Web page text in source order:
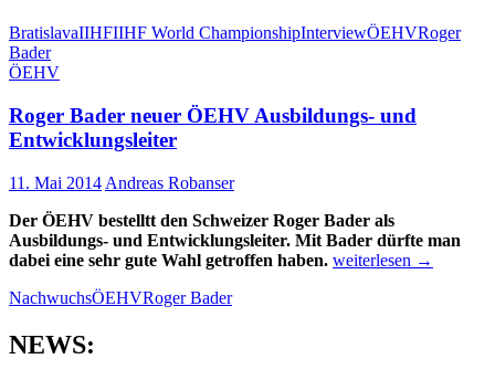
Roger
Bader
BratislavaIIHFIIHF World ChampionshipInterviewÖEHVRoger
Bader
ÖEHV
Roger Bader neuer ÖEHV Ausbildungs- und
Entwicklungsleiter
11. Mai 2014 Andreas Robanser
Der ÖEHV bestelltt den Schweizer Roger Bader als
Ausbildungs- und Entwicklungsleiter. Mit Bader dürfte man
dabei eine sehr gute Wahl getroffen haben. Roger
weiterlesen →
NachwuchsÖEHVRoger Bader
NEWS: